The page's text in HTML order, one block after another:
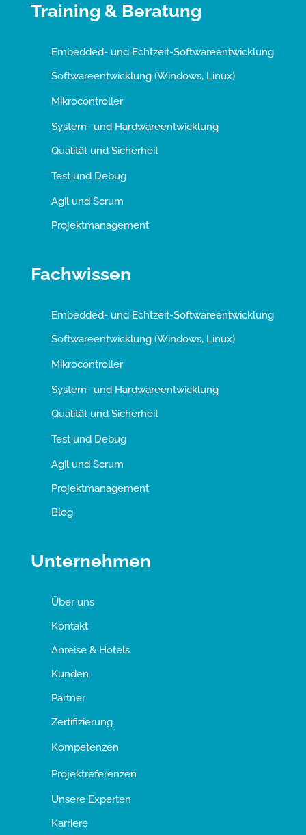
Training & Beratung
Embedded- und Echtzeit-Softwareentwicklung
Softwareentwicklung (Windows, Linux)
Mikrocontroller
System- und Hardwareentwicklung
Qualität und Sicherheit
Test und Debug
Agil und Scrum
Projektmanagement
Fachwissen
Embedded- und Echtzeit-Softwareentwicklung
Softwareentwicklung (Windows, Linux)
Mikrocontroller
System- und Hardwareentwicklung
Qualität und Sicherheit
Test und Debug
Agil und Scrum
Projektmanagement
Blog
Unternehmen
Über uns
Kontakt
Anreise & Hotels
Kunden
Partner
Zertifizierung
Kompetenzen
Projektreferenzen
Unsere Experten
Karriere